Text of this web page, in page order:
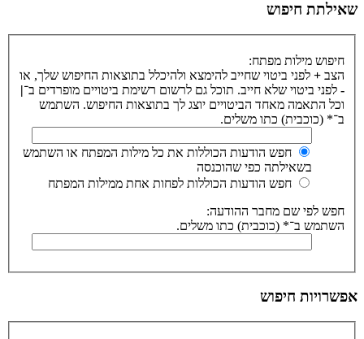
שאילתת חיפוש
חיפוש מילות מפתח:
הצב + לפני ביטוי שחייב להימצא ולהיכלל בתוצאות החיפוש שלך, או
- לפני ביטוי שלא חייב. תוכל גם לרשום רשימת ביטויים מופרדים ב־|
וכל התאמה מאחד הביטויים יוצג לך בתוצאות החיפוש. השתמש
ב־* (כוכבית) כתו משלים.
חפש הודעות הכוללות את כל מילות המפתח או השתמש
בשאילתה כפי שהוכנסה
חפש הודעות הכוללות לפחות אחת ממילות המפתח
חפש לפי שם מחבר ההודעה:
השתמש ב־* (כוכבית) כתו משלים.
אפשרויות חיפוש